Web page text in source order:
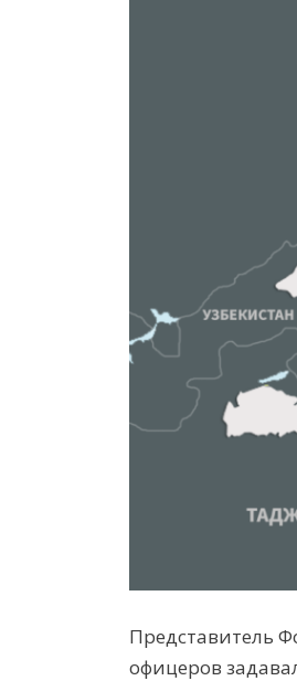
Представитель
офицеров